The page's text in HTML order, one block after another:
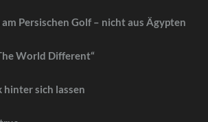
am Persischen Golf – nicht aus Ägypten
World Different“
hinter sich lassen